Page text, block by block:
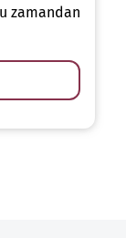
zamandan